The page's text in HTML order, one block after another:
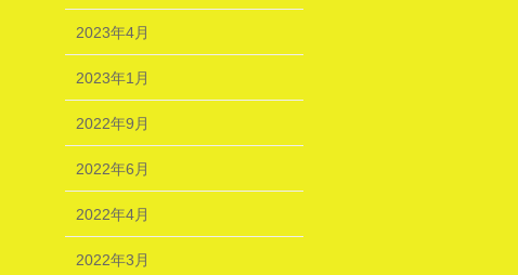
2023年4月
2023年1月
2022年9月
2022年6月
2022年4月
2022年3月